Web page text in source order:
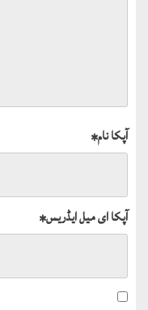
آپکا نام*
آپکا ای میل ایڈریس*